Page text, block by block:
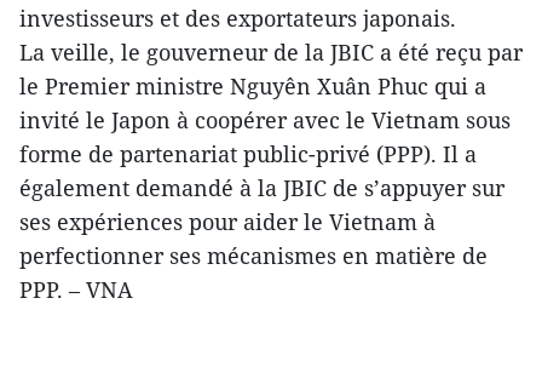
investisseurs et des exportateurs japonais.
La veille, le gouverneur de la JBIC a été reçu par
le Premier ministre Nguyên Xuân Phuc qui a
invité le Japon à coopérer avec le Vietnam sous
forme de partenariat public-privé (PPP). Il a
également demandé à la JBIC de s’appuyer sur
ses expériences pour aider le Vietnam à
perfectionner ses mécanismes en matière de
PPP. – VNA